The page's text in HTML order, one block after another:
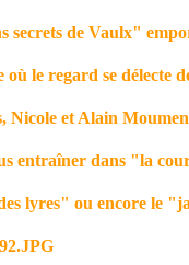
secrets de Vaulx"
où le regard se délecte
Nicole et Alain
entraîner dans "la
lyres" ou encore le